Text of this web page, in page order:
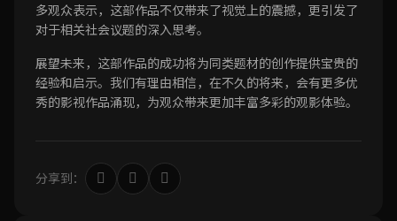
多观众表示，这部作品不仅带来了视觉上的震撼，更引发了
对于相关社会议题的深入思考。
展望未来，这部作品的成功将为同类题材的创作提供宝贵的
经验和启示。我们有理由相信，在不久的将来，会有更多优
秀的影视作品涌现，为观众带来更加丰富多彩的观影体验。
分享到：